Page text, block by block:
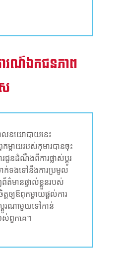
ារណ៍ឯកជនភាព
លនយោបាយនេះ
តាយរបស់កុមារបានចុះ
នដំណឹងពីការផ្លាស់ប្តូរ
ក់ទងទៅនឹងការប្រមូល
ព័ត៌មានផ្ទាល់ខ្លួនរបស់
ឲ្យឪពុកម្តាយផ្ដល់ការ
តូរណាមួយទៅកាន់
ស់ពួកគេ។